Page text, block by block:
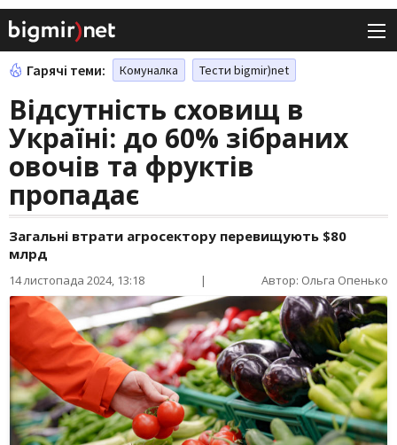
Гарячі теми: Комуналка Тести bigmir)net
Відсутність сховищ в
Україні: до 60% зібраних
овочів та фруктів
пропадає
Загальні втрати агросектору перевищують $80
млрд
14 листопада 2024, 13:18 | Автор: Ольга Опенько